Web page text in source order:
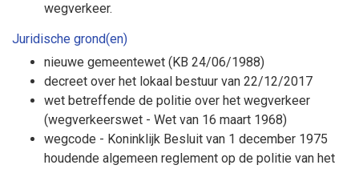
wegverkeer.
Juridische grond(en)
nieuwe gemeentewet (KB 24/06/1988)
decreet over het lokaal bestuur van 22/12/2017
wet betreffende de politie over het wegverkeer
(wegverkeerswet - Wet van 16 maart 1968)
wegcode - Koninklijk Besluit van 1 december 1975
houdende algemeen reglement op de politie van het